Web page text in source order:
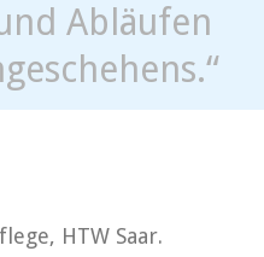
Abläufen
HTW Saar.